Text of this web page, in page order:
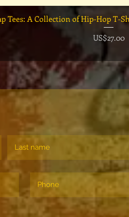
快速瀏覽
Tees: A Collection of Hip-Hop T-
價格
US$27.00